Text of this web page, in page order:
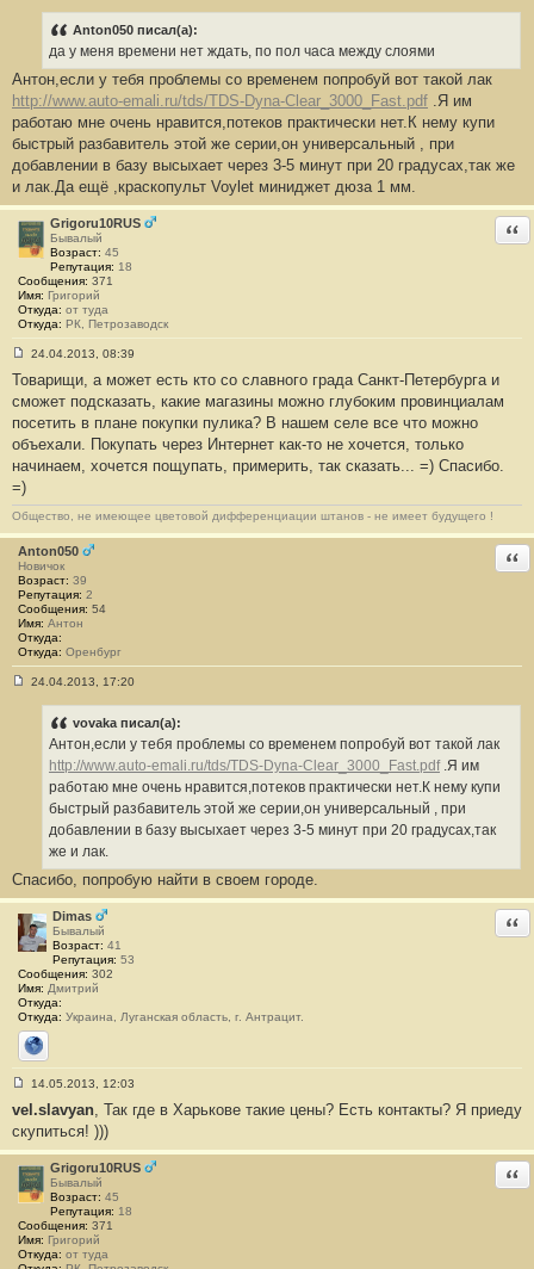
н
и
е
#
1
5
Anton050 писал(а):
да у меня времени нет ждать, по пол часа между слоями
Антон,если у тебя проблемы со временем попробуй вот такой лак
http://www.auto-emali.ru/tds/TDS-Dyna-Clear_3000_Fast.pdf .Я им
работаю мне очень нравится,потеков практически нет.К нему купи
быстрый разбавитель этой же серии,он универсальный , при
добавлении в базу высыхает через 3-5 минут при 20 градусах,так же
и лак.Да ещё ,краскопульт Voylet миниджет дюза 1 мм.
Grigoru10RUS
Бывалый
Возраст: 45
Репутация: 18
Сообщения: 371
Имя: Григорий
Откуда: от туда
Откуда: РК, Петрозаводск
о
б
щ
н
и
#
1
8
6
24.04.2013, 08:39
Товарищи, а может есть кто со славного града Санкт-Петербурга и
сможет подсказать, какие магазины можно глубоким провинциалам
посетить в плане покупки пулика? В нашем селе все что можно
объехали. Покупать через Интернет как-то не хочется, только
начинаем, хочется пощупать, примерить, так сказать... =) Спасибо.
=)
Общество, не имеющее цветовой дифференциации штанов - не имеет будущего !
Anton050
Новичок
Возраст: 39
Репутация: 2
Сообщения: 54
Имя: Антон
Откуда:
Откуда: Оренбург
24.04.2013, 17:20
vovaka писал(а):
Антон,если у тебя проблемы со временем попробуй вот такой лак
http://www.auto-emali.ru/tds/TDS-Dyna-Clear_3000_Fast.pdf.Я им
работаю мне очень нравится,потеков практически нет.К нему купи
быстрый разбавитель этой же серии,он универсальный , при
добавлении в базу высыхает через 3-5 минут при 20 градусах,так
же и лак.
Спасибо, попробую найти в своем городе.
Dimas
Бывалый
Возраст: 41
Репутация: 53
Сообщения: 302
Имя: Дмитрий
Откуда:
Откуда: Украина, Луганская область, г. Антрацит.
Сайт
о
б
щ
е
н
и
#
1
8
8
14.05.2013, 12:03
vel.slavyan, Так где в Харькове такие цены? Есть контакты? Я приеду
скупиться! )))
Grigoru10RUS
Бывалый
Возраст: 45
Репутация: 18
Сообщения: 371
Имя: Григорий
Откуда: от туда